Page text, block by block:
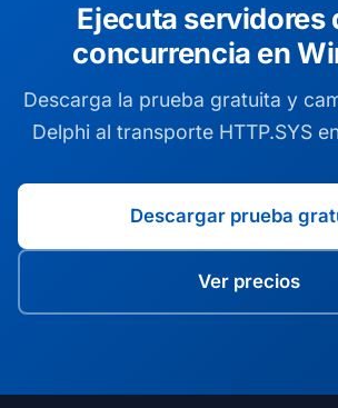
Ejecuta servidores
concurrencia en
Descarga la prueba gratuita y
Delphi al transporte HTTP.SYS
Descargar prueba
Ver precios